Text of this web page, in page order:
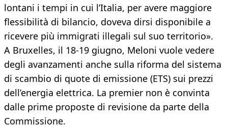
lontani i tempi in cui l’Italia, per avere maggiore
flessibilità di bilancio, doveva dirsi disponibile a
ricevere più immigrati illegali sul suo territorio».
A Bruxelles, il 18-19 giugno, Meloni vuole vedere
degli avanzamenti anche sulla riforma del sistema
di scambio di quote di emissione (ETS) sui prezzi
dell’energia elettrica. La premier non è convinta
dalle prime proposte di revisione da parte della
Commissione.